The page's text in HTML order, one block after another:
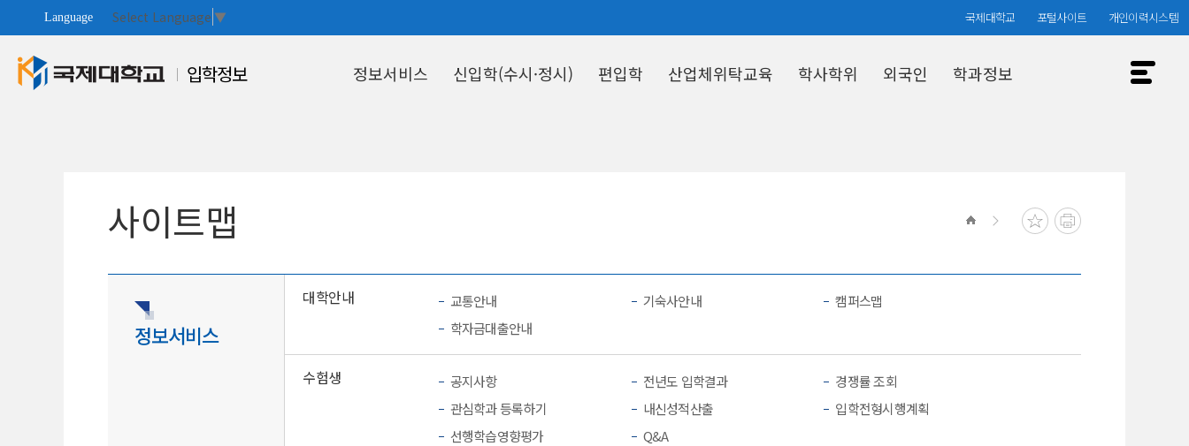
Language Select Language ▼ 국제대학교 포털사이트 개인이력시스템
입학정보 정보서비스 신입학(수시·정시) 편입학 산업체위탁교육 학사학위 외국인 학과정보
사이트맵
정보서비스
대학안내 교통안내 기숙사안내
캠퍼스맵
학자금대출안내
수험생 공지사항 전년도 입학결과
경쟁률 조회
관심학과 등록하기
내신성적산출
입학전형시행계획
선행학습영향평가
Q&A